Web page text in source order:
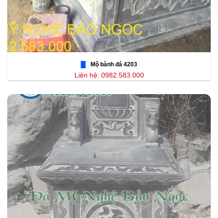
Mộ bành đá 4203
Liên hệ: 0982.583.000